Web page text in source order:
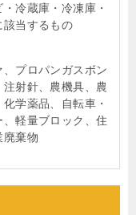
冷蔵庫・冷凍庫・
該当するもの
プロパンガスボン
射針、農機具、農
学薬品、自転車・
軽量ブロック、住
廃棄物